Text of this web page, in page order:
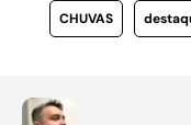
CHUVAS